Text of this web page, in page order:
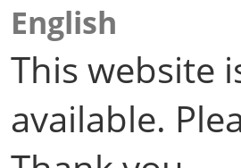
English
This website
available.